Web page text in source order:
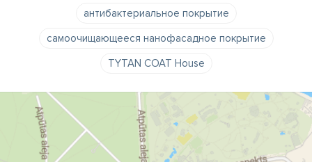
антибактериальное покрытие
самоочищающееся нанофасадное покрытие
TYTAN COAT House